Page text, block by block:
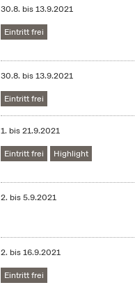
30.8. bis13.9.2021
Eintritt frei
30.8. bis13.9.2021
Eintritt frei
1. bis21.9.2021
Eintritt frei Highlight
2. bis5.9.2021
2. bis16.9.2021
Eintritt frei